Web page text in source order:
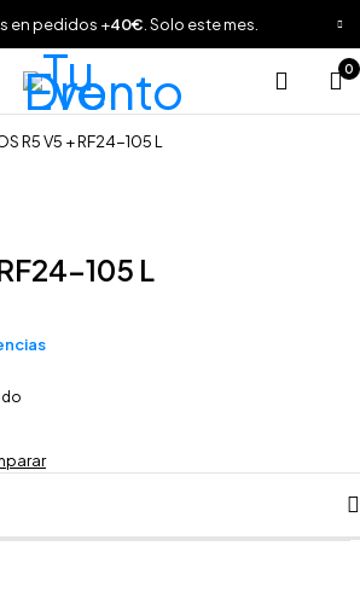
en pedidos +40€ . Solo este mes.
0
R5 V5 + RF24-105 L
105 L